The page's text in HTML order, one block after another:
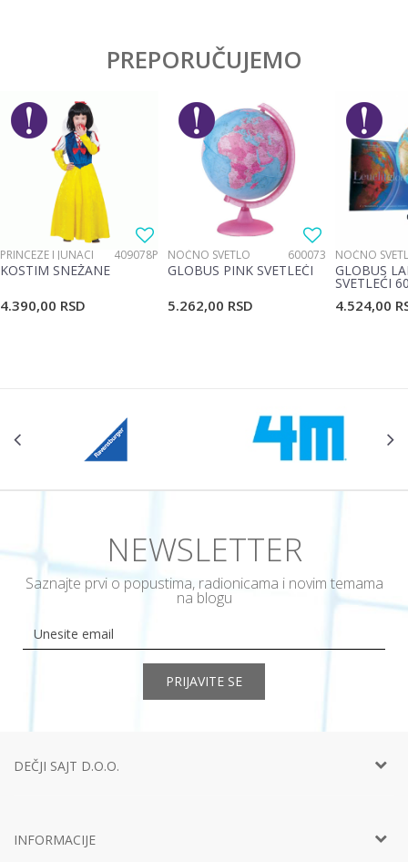
Devojčice, Dečaci
Brend
No name
Materijal
Plastika
Email
PREPORUČUJEMO
PRINCEZE I JUNACI 409078P
KOSTIM SNEŽANE
4.390,00 RSD
NOĆNO SVETLO 600073
GLOBUS PINK SVETLEĆI
5.262,00 RSD
NOĆNO
GLOBUS
SVETLEĆI
4.524,00
NEWSLETTER
Saznajte prvi o popustima, radionicama i novim temama
na blogu
PRIJAVITE SE
DEČJI SAJT D.O.O.
Email:
info@decjisajt.rs
INFORMACIJE